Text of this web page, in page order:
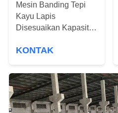
PENAWARAN
SITEMAP
PRIVACY
POLICY
Mesin Banding Tepi
Kayu Lapis
Disesuaikan Kapasitas
Memperkuat Bingkai
KONTAK